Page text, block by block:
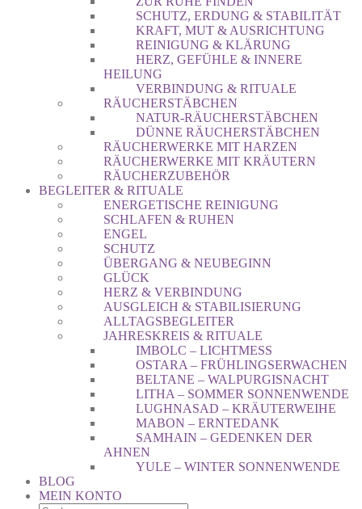
SCHUTZ, ERDUNG & STABILITÄT
KRAFT, MUT & AUSRICHTUNG
REINIGUNG & KLÄRUNG
HERZ, GEFÜHLE & INNERE
HEILUNG
VERBINDUNG & RITUALE
RÄUCHERSTÄBCHEN
NATUR-RÄUCHERSTÄBCHEN
DÜNNE RÄUCHERSTÄBCHEN
RÄUCHERWERKE MIT HARZEN
RÄUCHERWERKE MIT KRÄUTERN
RÄUCHERZUBEHÖR
BEGLEITER & RITUALE
ENERGETISCHE REINIGUNG
SCHLAFEN & RUHEN
ENGEL
SCHUTZ
ÜBERGANG & NEUBEGINN
GLÜCK
HERZ & VERBINDUNG
AUSGLEICH & STABILISIERUNG
ALLTAGSBEGLEITER
JAHRESKREIS & RITUALE
IMBOLC – LICHTMESS
OSTARA – FRÜHLINGSERWACHEN
BELTANE – WALPURGISNACHT
LITHA – SOMMER SONNENWENDE
LUGHNASAD – KRÄUTERWEIHE
MABON – ERNTEDANK
SAMHAIN – GEDENKEN DER
AHNEN
YULE – WINTER SONNENWENDE
BLOG
MEIN KONTO